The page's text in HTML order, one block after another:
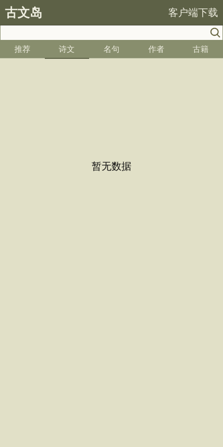
古文岛 客户端下载
推荐 诗文 名句 作者 古籍
暂无数据